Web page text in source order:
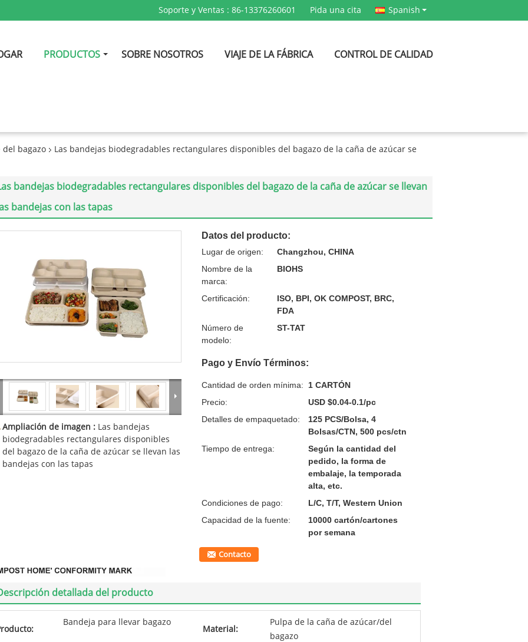
Soporte y Ventas : 86-13376260601 Pida una cita Spanish
PRODUCTOS SOBRE NOSOTROS VIAJE DE LA FÁBRICA CONTROL DE CALIDAD
bagazo Las bandejas biodegradables rectangulares disponibles del bagazo de la caña de azúcar se
bandejas biodegradables rectangulares disponibles del bagazo de la caña de azúcar se llevan
bandejas con las tapas
Ampliación de imagen : Las bandejas
biodegradables rectangulares disponibles
del bagazo de la caña de azúcar se llevan las
bandejas con las tapas
Datos del producto:
Lugar de origen:
Changzhou, CHINA
Nombre de la
marca:
BIOHS
Certificación:
ISO, BPI, OK COMPOST, BRC,
FDA
Número de
modelo:
ST-TAT
Pago y Envío Términos:
Cantidad de orden mínima:
1 CARTÓN
Precio:
USD $0.04-0.1/pc
Detalles de empaquetado:
125 PCS/Bolsa, 4
Bolsas/CTN, 500 pcs/ctn
Tiempo de entrega:
Según la cantidad del
pedido, la forma de
embalaje, la temporada
alta, etc.
Condiciones de pago:
L/C, T/T, Western Union
Capacidad de la fuente:
10000 cartón/cartones
por semana
Contacto
detallada del producto
Bandeja para llevar bagazo
Material:
Pulpa de la caña de azúcar/del
bagazo